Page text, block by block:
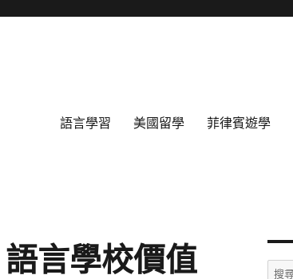
語言學習 美國留學 菲律賓遊學
言學校價值
搜